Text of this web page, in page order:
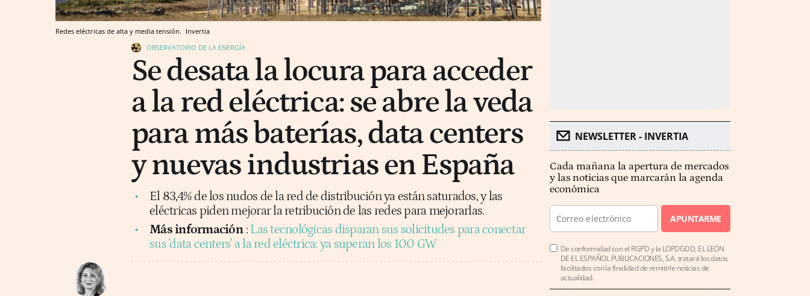
Redes eléctricas de alta y media tensión. Invertia
OBSERVATORIO DE LA ENERGÍA
Se desata la locura para acceder
a la red eléctrica: se abre la veda
para más baterías, data centers
y nuevas industrias en España
El 83,4% de los nudos de la red de distribución ya están saturados, y las
eléctricas piden mejorar la retribución de las redes para mejorarlas.
Más información : Las tecnológicas disparan sus solicitudes para conectar
sus 'data centers' a la red eléctrica: ya superan los 100 GW
NEWSLETTER - INVERTIA
Cada mañana la apertura de mercados
y las noticias que marcarán la agenda
económica
APUNTARME
De conformidad con el RGPD y la LOPDGDD, EL LEÓN
DE EL ESPAÑOL PUBLICACIONES, S.A. tratará los datos
facilitados con la finalidad de remitirle noticias de
actualidad.